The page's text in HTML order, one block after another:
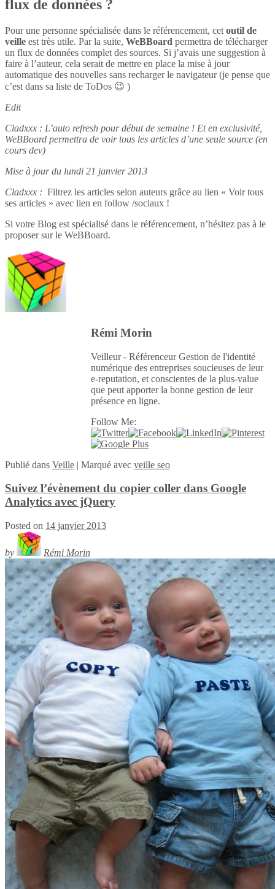
flux de données ?
Pour une personne spécialisée dans le référencement, cet outil de
veille est très utile. Par la suite, WeBBoard permettra de télécharger
un flux de données complet des sources. Si j’avais une suggestion à
faire à l’auteur, cela serait de mettre en place la mise à jour
automatique des nouvelles sans recharger le navigateur (je pense que
c’est dans sa liste de ToDos 😉 )
Edit
Cladxxx : L’auto refresh pour début de semaine ! Et en exclusivité,
WeBBoard permettra de voir tous les articles d’une seule source (en
cours dev)
Mise à jour du lundi 21 janvier 2013
Cladxxx : Filtrez les articles selon auteurs grâce au lien « Voir tous
ses articles » avec lien en follow /sociaux !
Si votre Blog est spécialisé dans le référencement, n’hésitez pas à le
proposer sur le WeBBoard.
Rémi Morin
Veilleur - Référenceur Gestion de l'identité
numérique des entreprises soucieuses de leur
e-reputation, et conscientes de la plus-value
que peut apporter la bonne gestion de leur
présence en ligne.
Follow Me:
Publié dans Veille | Marqué avec veille seo
Suivez l’évènement du copier coller dans Google
Analytics avec jQuery
Posted on 14 janvier 2013
by Rémi Morin